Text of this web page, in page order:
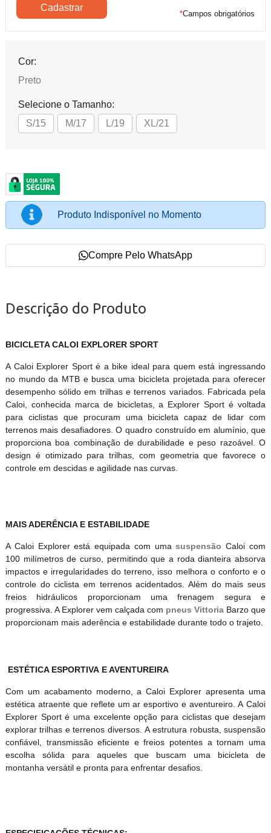
*Campos obrigatórios
Cor:
Preto
Selecione o Tamanho:
S/15
M/17 L/19 XL/21
Produto Indisponível no Momento
Compre Pelo WhatsApp
Descrição do Produto
BICICLETA CALOI EXPLORER SPORT
A Caloi Explorer Sport é a bike ideal para quem está ingressando
no mundo da MTB e busca uma bicicleta projetada para oferecer
desempenho sólido em trilhas e terrenos variados. Fabricada pela
Caloi, conhecida marca de bicicletas, a Explorer Sport é voltada
para ciclistas que procuram uma bicicleta capaz de lidar com
terrenos mais desafiadores. O quadro construído em alumínio, que
proporciona boa combinação de durabilidade e peso razoável. O
design é otimizado para trilhas, com geometria que favorece o
controle em descidas e agilidade nas curvas.
MAIS ADERÊNCIA E ESTABILIDADE
A Caloi Explorer está equipada com umasuspensão Caloi com
100 milímetros de curso, permitindo que a roda dianteira absorva
impactos e irregularidades do terreno, isso melhora o conforto e o
controle do ciclista em terrenos acidentados. Além do mais seus
freios hidráulicos proporcionam uma frenagem segura e
progressiva. A Explorer vem calçada com pneus Vittoria Barzo que
proporcionam mais aderência e estabilidade durante todo o trajeto.
ESTÉTICA ESPORTIVA E AVENTUREIRA
Com um acabamento moderno, a Caloi Explorer apresenta uma
estética atraente que reflete um ar esportivo e aventureiro. A Caloi
Explorer Sport é uma excelente opção para ciclistas que desejam
explorar trilhas e terrenos diversos. A estrutura robusta, suspensão
confiável, transmissão eficiente e freios potentes a tornam uma
escolha sólida para aqueles que buscam uma bicicleta de
montanha versátil e pronta para enfrentar desafios.